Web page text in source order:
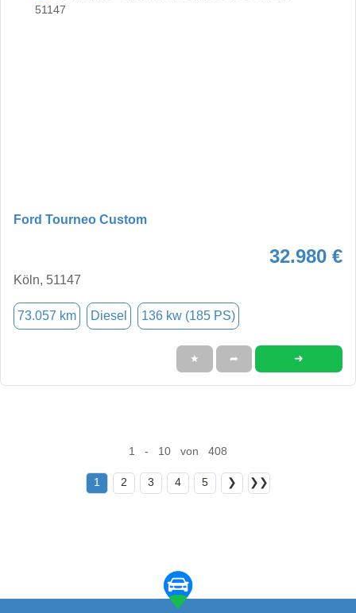
Ford Tourneo Custom
32.980 €
Köln, 51147
73.057 km Diesel 136 kw (185 PS)
★ ➦ ➜
1 - 10 von 408
1 2 3 4 5 ❯ ❯❯